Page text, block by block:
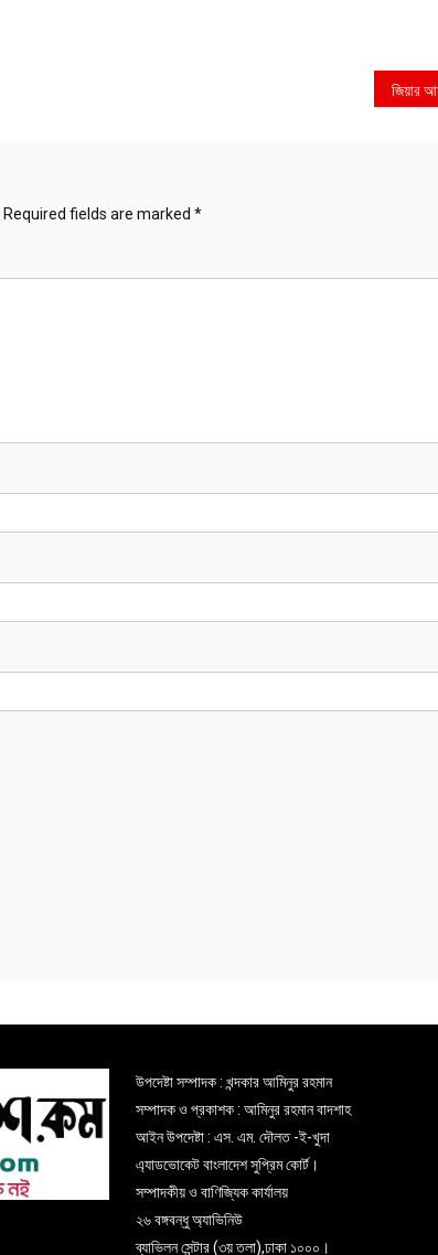
Required fields are marked *
উপদেষ্টা সম্পাদক : খন্দকার আমিনুর রহমান
সম্পাদক ও প্রকাশক : আমিনুর রহমান বাদশাহ
আইন উপদেষ্টা : এস. এম. দৌলত -ই-খুদা
এ্যাডভোকেট বাংলাদেশ সুপ্রিম কোর্ট।
সম্পাদকীয় ও বাণিজ্যিক কার্যালয়
২৬ বঙ্গবন্ধু অ্যাভিনিউ
ব্যাভিলন সেন্টার (৩য় তলা),ঢাকা ১০০০।